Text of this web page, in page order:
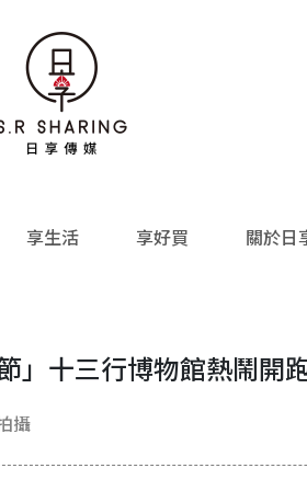
享生活 享好買 關於日
」十三行博物館熱鬧開
攝